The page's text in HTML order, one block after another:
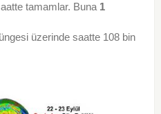
tamamlar. Buna 1
üzerinde saatte 108 bin